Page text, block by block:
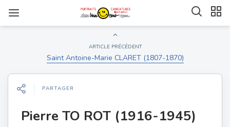
ARTICLE PRÉCÉDENT
Saint Antoine-Marie CLARET (1807-1870)
PARTAGER
Pierre TO ROT (1916-1945)